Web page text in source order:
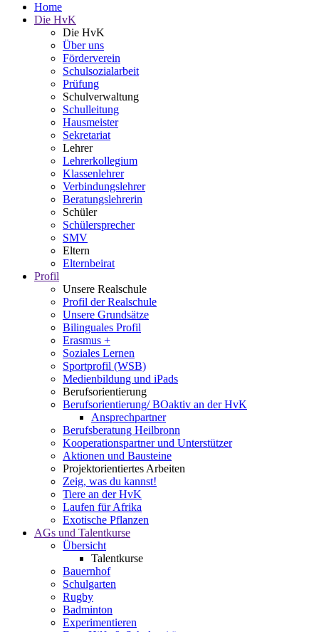
Home
Die HvK
Die HvK
Über uns
Förderverein
Schulsozialarbeit
Prüfung
Schulverwaltung
Schulleitung
Hausmeister
Sekretariat
Lehrer
Lehrerkollegium
Klassenlehrer
Verbindungslehrer
Beratungslehrerin
Schüler
Schülersprecher
SMV
Eltern
Elternbeirat
Profil
Unsere Realschule
Profil der Realschule
Unsere Grundsätze
Bilinguales Profil
Erasmus +
Soziales Lernen
Sportprofil (WSB)
Medienbildung und iPads
Berufsorientierung
Berufsorientierung/ BOaktiv an der HvK
Ansprechpartner
Berufsberatung Heilbronn
Kooperationspartner und Unterstützer
Aktionen und Bausteine
Projektorientiertes Arbeiten
Zeig, was du kannst!
Tiere an der HvK
Laufen für Afrika
Exotische Pflanzen
AGs und Talentkurse
Übersicht
Talentkurse
Bauernhof
Schulgarten
Rugby
Badminton
Experimentieren